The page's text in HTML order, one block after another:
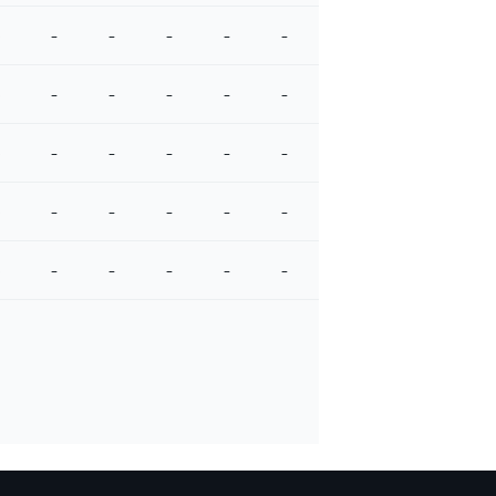
- - - - -
- - - - -
- - - - -
- - - - -
- - - - -